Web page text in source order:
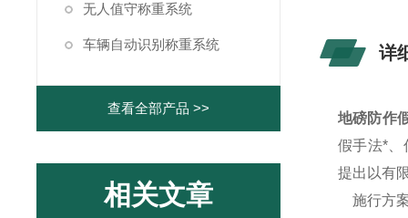
无人值守称重系统
车辆自动识别称重系统
查看全部产品 >>
相关文章
详
地磅防作
假手法*、
提出以有
施行方